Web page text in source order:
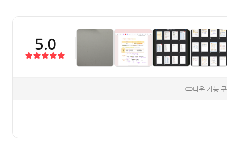
5.0
다운 가능